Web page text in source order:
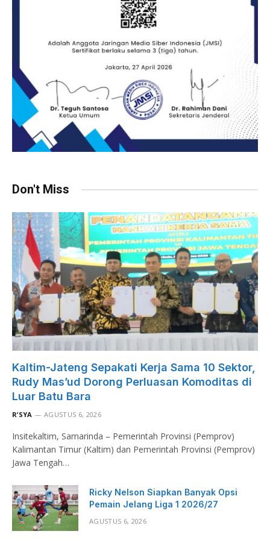
Don't Miss
Kaltim-Jateng Sepakati Kerja Sama 10 Sektor,
Rudy Mas’ud Dorong Perluasan Komoditas di
Luar Batu Bara
R’SYA AGUSTUS 6, 2026
Insitekaltim, Samarinda – Pemerintah Provinsi (Pemprov)
Kalimantan Timur (Kaltim) dan Pemerintah Provinsi (Pemprov)
Jawa Tengah…
Ricky Nelson Siapkan Banyak Opsi
Pemain Jelang Liga 1 2026/27
AGUSTUS 6, 2026